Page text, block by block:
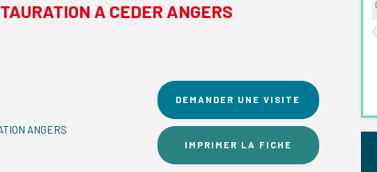
A CEDER ANGERS
ANGERS
DEMANDER UNE VISITE
IMPRIMER LA FICHE